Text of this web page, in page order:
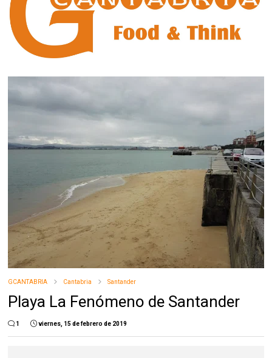
GCANTABRIA Cantabria Santander
Playa La Fenómeno de Santander
1 viernes, 15 de febrero de 2019